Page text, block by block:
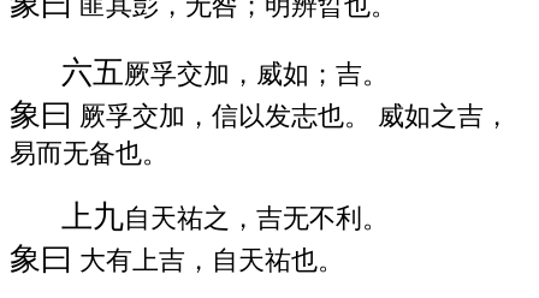
匪其彭，无咎；明辨晢也。
六五厥孚交加，威如；吉。
象曰 厥孚交加，信以发志也。 威如之吉，
易而无备也。
上九自天祐之，吉无不利。
象曰 大有上吉，自天祐也。